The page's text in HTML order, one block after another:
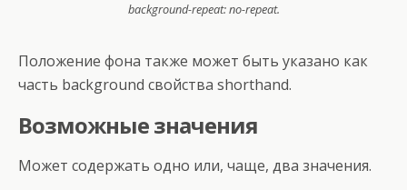
background-repeat: no-repeat.
Положение фона также может быть указано как
часть background свойства shorthand.
Возможные значения
Может содержать одно или, чаще, два значения.